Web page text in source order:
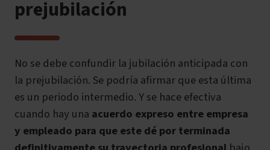
prejubilación
No se debe confundir la jubilación anticipada con
la prejubilación. Se podría afirmar que esta última
es un periodo intermedio. Y se hace efectiva
cuando hay una acuerdo expreso entre empresa
y empleado para que este dé por terminada